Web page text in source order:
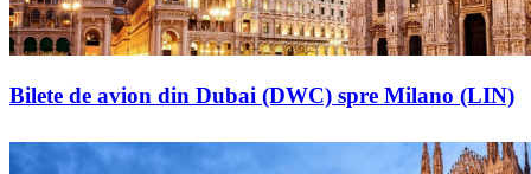
Bilete de avion din Dubai (DWC) spre Milano (LIN)